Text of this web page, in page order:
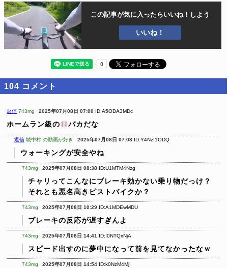
この記事が気に入ったらいいね！しよう
いいね！
104 コメント
返信 743mg 2025年07月08日 07:00 ID:A5ODA3MDc
ホームラン級の バカだな
返信 城中村 の動画が好き 2025年07月08日 07:03 ID:Y4NzI1ODQ
ウォーキングが安全やね
743mg 2025年07月08日 08:38 ID:U1MTM4Nzg
チャリってこんなにブレーキ効かない乗り物だっけ？
それとも悪名高きピストバイクか？
743mg 2025年07月08日 10:29 ID:A1MDEwMDU
ブレーキの反応が遅すぎんよ
743mg 2025年07月08日 14:41 ID:I0NTQxNjA
スピード出すのに夢中になって前を見てなかったなｗ
743mg 2025年07月08日 14:54 ID:k0NzM4MjI